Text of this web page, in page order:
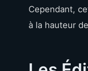
Cependant,
à la hauteur